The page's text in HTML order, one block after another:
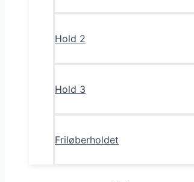
Hold 2
Hold 3
Friløberholdet